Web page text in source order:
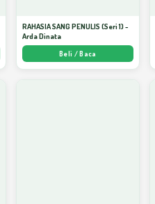
RAHASIA SANG PENULIS (Seri 1) -
Arda Dinata
Beli / Baca